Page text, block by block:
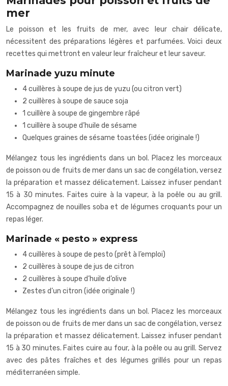
mer
Le poisson et les fruits de mer, avec leur chair délicate,
nécessitent des préparations légères et parfumées. Voici deux
recettes qui mettront en valeur leur fraîcheur et leur saveur.
Marinade yuzu minute
4 cuillères à soupe de jus de yuzu (ou citron vert)
2 cuillères à soupe de sauce soja
1 cuillère à soupe de gingembre râpé
1 cuillère à soupe d’huile de sésame
Quelques graines de sésame toastées (idée originale !)
Mélangez tous les ingrédients dans un bol. Placez les morceaux
de poisson ou de fruits de mer dans un sac de congélation, versez
la préparation et massez délicatement. Laissez infuser pendant
15 à 30 minutes. Faites cuire à la vapeur, à la poêle ou au grill.
Accompagnez de nouilles soba et de légumes croquants pour un
repas léger.
Marinade « pesto » express
4 cuillères à soupe de pesto (prêt à l’emploi)
2 cuillères à soupe de jus de citron
2 cuillères à soupe d’huile d’olive
Zestes d’un citron (idée originale !)
Mélangez tous les ingrédients dans un bol. Placez les morceaux
de poisson ou de fruits de mer dans un sac de congélation, versez
la préparation et massez délicatement. Laissez infuser pendant
15 à 30 minutes. Faites cuire au four, à la poêle ou au grill. Servez
avec des pâtes fraîches et des légumes grillés pour un repas
méditerranéen simple.